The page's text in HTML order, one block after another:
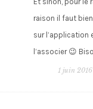
raison il faut
sur l’application
l’associer 😉
1 juin